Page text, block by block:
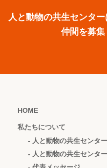
人と動物の共生センタ
仲間を募集
HOME
私たちについて
- 人と動物の共生センタ
- 人と動物の共生センタ